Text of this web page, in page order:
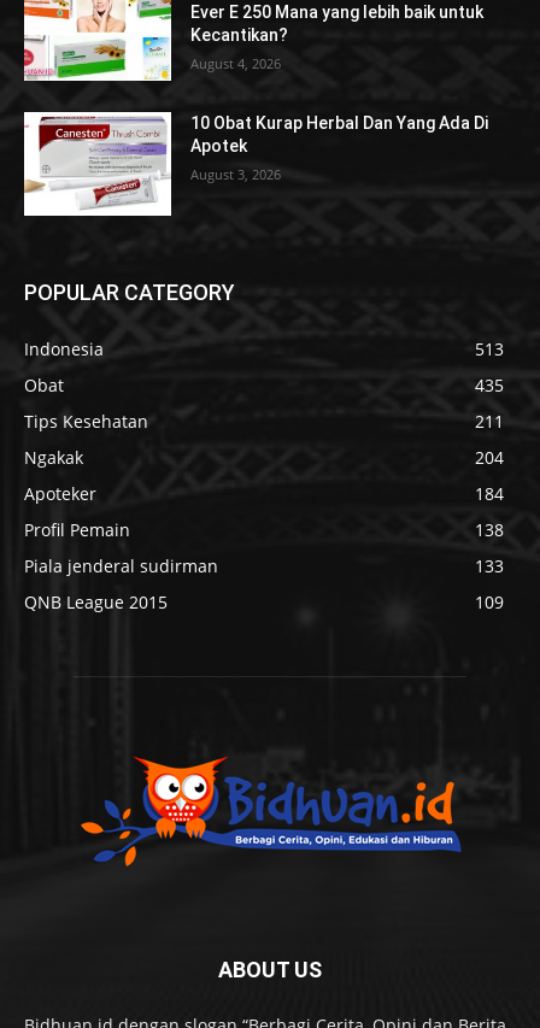
Ever E 250 Mana yang lebih baik untuk
Kecantikan?
August 4, 2026
10 Obat Kurap Herbal Dan Yang Ada Di
Apotek
August 3, 2026
POPULAR CATEGORY
Indonesia
513
Obat
435
Tips Kesehatan
211
Ngakak
204
Apoteker
184
Profil Pemain
138
Piala jenderal sudirman
133
QNB League 2015
109
ABOUT US